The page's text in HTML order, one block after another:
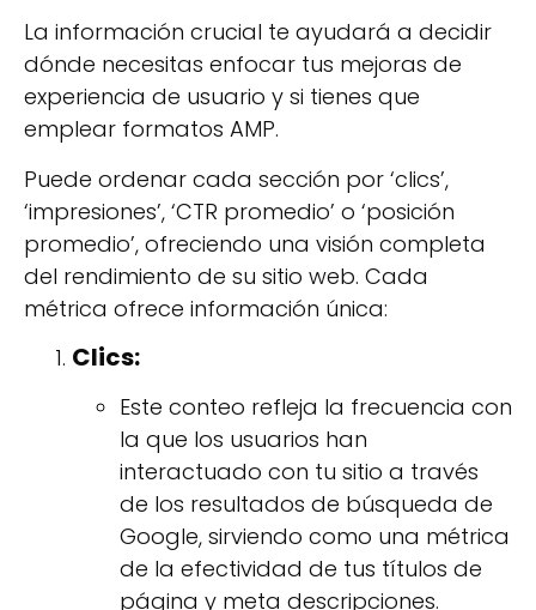
La información crucial te ayudará a decidir
dónde necesitas enfocar tus mejoras de
experiencia de usuario y si tienes que
emplear formatos AMP.
Puede ordenar cada sección por ‘clics’,
‘impresiones’, ‘CTR promedio’ o ‘posición
promedio’, ofreciendo una visión completa
del rendimiento de su sitio web. Cada
métrica ofrece información única:
Clics:
Este conteo refleja la frecuencia con
la que los usuarios han
interactuado con tu sitio a través
de los resultados de búsqueda de
Google, sirviendo como una métrica
de la efectividad de tus títulos de
página y meta descripciones.